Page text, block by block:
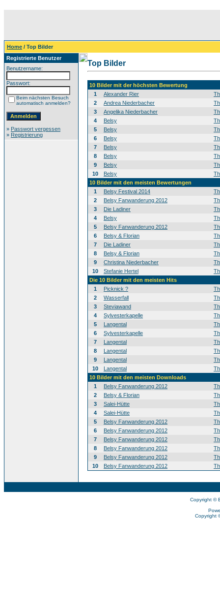
Home / Top Bilder
Registrierte Benutzer
Benutzername:
Passwort:
Beim nächsten Besuch
automatisch anmelden?
» Passwort vergessen
» Registrierung
Top Bilder
10 Bilder mit der höchsten Bewertung
1
Alexander Rier
2
Andrea Niederbacher
3
Angelika Niederbacher
4
Belsy
5
Belsy
6
Belsy
7
Belsy
8
Belsy
9
Belsy
10
Belsy
10 Bilder mit den meisten Bewertungen
1
Belsy Festival 2014
2
Belsy Fanwanderung 2012
3
Die Ladiner
4
Belsy
5
Belsy Fanwanderung 2012
6
Belsy & Florian
7
Die Ladiner
8
Belsy & Florian
9
Christina Niederbacher
10
Stefanie Hertel
Die 10 Bilder mit den meisten Hits
1
Picknick ?
2
Wasserfall
3
Steviawand
4
Sylvesterkapelle
5
Langental
6
Sylvesterkapelle
7
Langental
8
Langental
9
Langental
10
Langental
10 Bilder mit den meisten Downloads
1
Belsy Fanwanderung 2012
2
Belsy & Florian
3
Salei-Hütte
4
Salei-Hütte
5
Belsy Fanwanderung 2012
6
Belsy Fanwanderung 2012
7
Belsy Fanwanderung 2012
8
Belsy Fanwanderung 2012
9
Belsy Fanwanderung 2012
10
Belsy Fanwanderung 2012
Copyright ©
Copyright